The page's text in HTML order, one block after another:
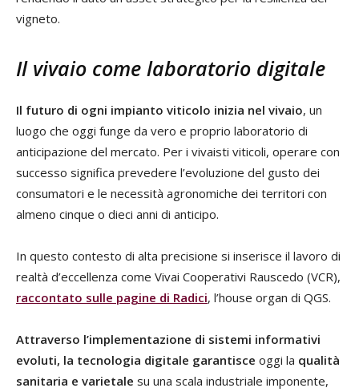
vigneto.
Il vivaio come laboratorio digitale
Il futuro di ogni impianto viticolo inizia nel vivaio, un
luogo che oggi funge da vero e proprio laboratorio di
anticipazione del mercato. Per i vivaisti viticoli, operare con
successo significa prevedere l’evoluzione del gusto dei
consumatori e le necessità agronomiche dei territori con
almeno cinque o dieci anni di anticipo.
In questo contesto di alta precisione si inserisce il lavoro di
realtà d’eccellenza come Vivai Cooperativi Rauscedo (VCR),
raccontato sulle pagine di Radici, l’house organ di QGS.
Attraverso l’implementazione di sistemi informativi
evoluti, la tecnologia digitale garantisce oggi la qualità
sanitaria e varietale su una scala industriale imponente,